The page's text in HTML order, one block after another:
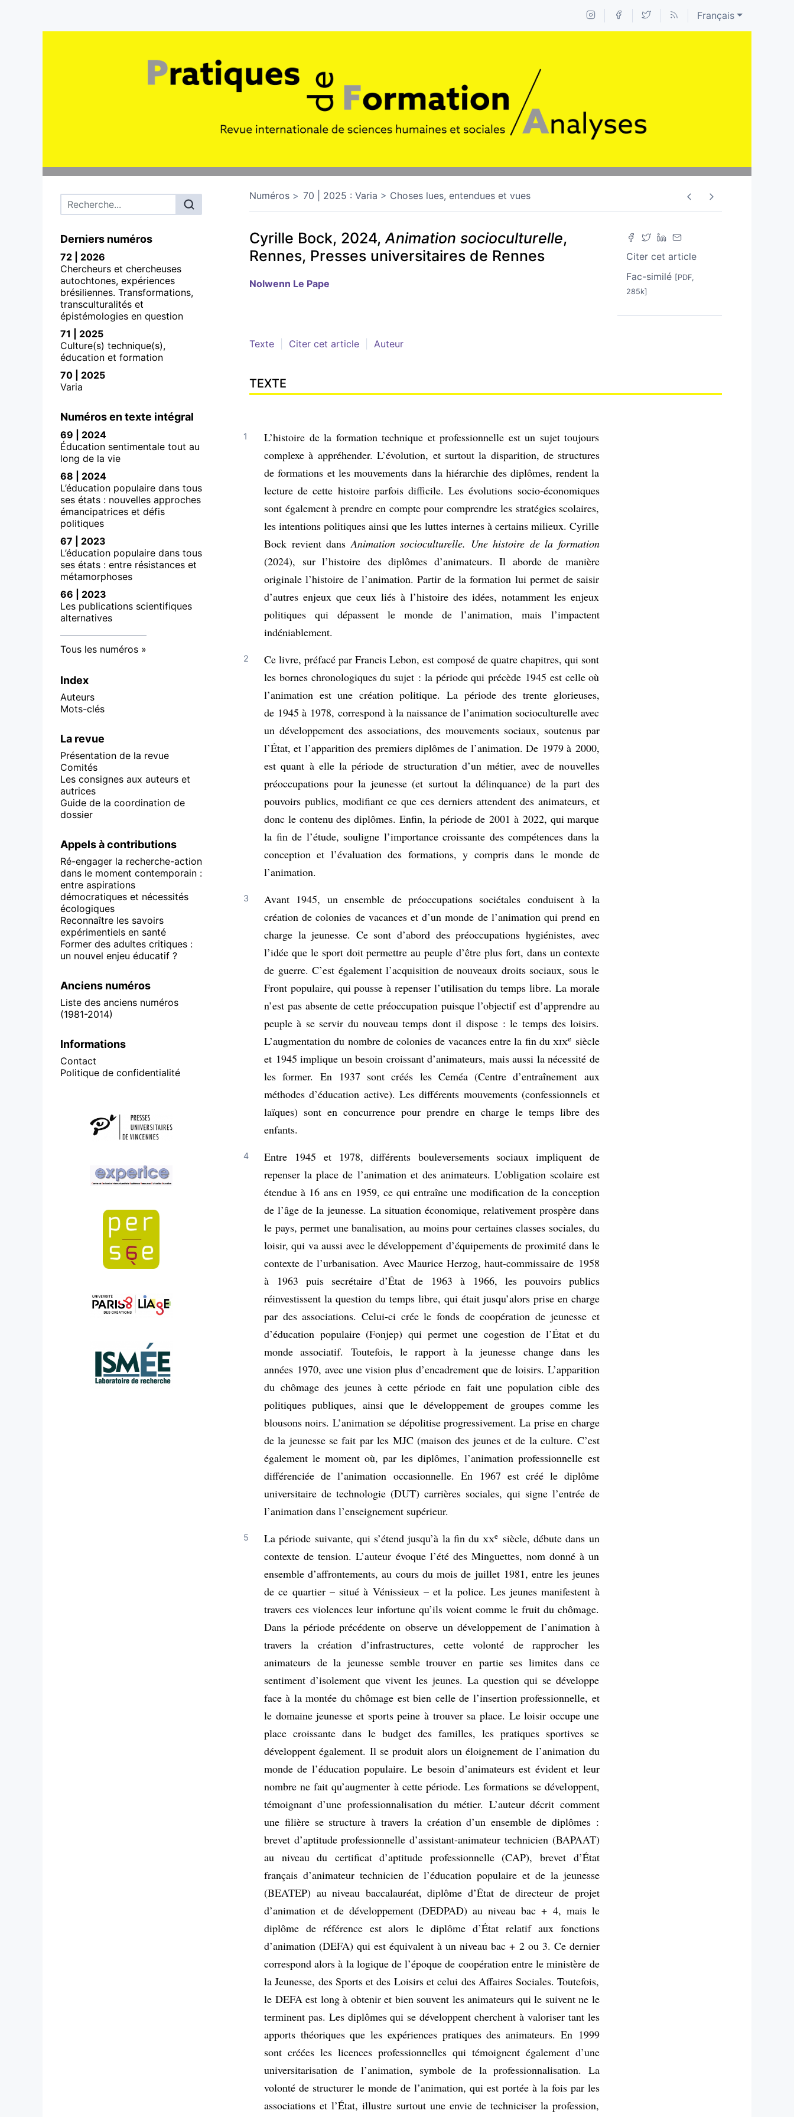
Français
Menu principal
Derniers numéros
72 | 2026
Chercheurs et chercheuses
autochtones, expériences
brésiliennes. Transformations,
transculturalités et
épistémologies en question
71 | 2025
Culture(s) technique(s),
éducation et formation
70 | 2025
Varia
Numéros en texte intégral
69 | 2024
Éducation sentimentale tout au
long de la vie
68 | 2024
L’éducation populaire dans tous
ses états : nouvelles approches
émancipatrices et défis
politiques
67 | 2023
L’éducation populaire dans tous
ses états : entre résistances et
métamorphoses
66 | 2023
Les publications scientifiques
alternatives
Tous les numéros
Index
Auteurs
Mots-clés
La revue
Présentation de la revue
Comités
Les consignes aux auteurs et
autrices
Guide de la coordination de
dossier
Appels à contributions
Ré-engager la recherche-action
dans le moment contemporain :
entre aspirations
démocratiques et nécessités
écologiques
Reconnaître les savoirs
expérimentiels en santé
Former des adultes critiques :
un nouvel enjeu éducatif ?
Anciens numéros
Liste des anciens numéros
(1981-2014)
Informations
Contact
Politique de confidentialité
Affiliations/partenaires
Numéros 70 | 2025 : Varia Choses lues, entendues et vues
Citer cet article
Fac-similé [PDF,
285k]
Cyrille Bock, 2024,Animation socioculturelle,
Rennes, Presses universitaires de Rennes
Nolwenn Le Pape
Texte Citer cet article Auteur
TEXTE
L’histoire de la formation technique et professionnelle est un sujet toujours
complexe à appréhender. L’évolution, et surtout la disparition, de structures
de formations et les mouvements dans la hiérarchie des diplômes, rendent la
lecture de cette histoire parfois difficile. Les évolutions socio-économiques
sont également à prendre en compte pour comprendre les stratégies scolaires,
les intentions politiques ainsi que les luttes internes à certains milieux. Cyrille
Bock revient dansAnimation socioculturelle. Une histoire de la formation
(2024), sur l’histoire des diplômes d’animateurs. Il aborde de manière
originale l’histoire de l’animation. Partir de la formation lui permet de saisir
d’autres enjeux que ceux liés à l’histoire des idées, notamment les enjeux
politiques qui dépassent le monde de l’animation, mais l’impactent
indéniablement.
Ce livre, préfacé par Francis Lebon, est composé de quatre chapitres, qui sont
les bornes chronologiques du sujet : la période qui précède 1945 est celle où
l’animation est une création politique. La période des trente glorieuses,
de 1945 à 1978, correspond à la naissance de l’animation socioculturelle avec
un développement des associations, des mouvements sociaux, soutenus par
l’État, et l’apparition des premiers diplômes de l’animation. De 1979 à 2000,
est quant à elle la période de structuration d’un métier, avec de nouvelles
préoccupations pour la jeunesse (et surtout la délinquance) de la part des
pouvoirs publics, modifiant ce que ces derniers attendent des animateurs, et
donc le contenu des diplômes. Enfin, la période de 2001 à 2022, qui marque
la fin de l’étude, souligne l’importance croissante des compétences dans la
conception et l’évaluation des formations, y compris dans le monde de
l’animation.
Avant 1945, un ensemble de préoccupations sociétales conduisent à la
création de colonies de vacances et d’un monde de l’animation qui prend en
charge la jeunesse. Ce sont d’abord des préoccupations hygiénistes, avec
l’idée que le sport doit permettre au peuple d’être plus fort, dans un contexte
de guerre. C’est également l’acquisition de nouveaux droits sociaux, sous le
Front populaire, qui pousse à repenser l’utilisation du temps libre. La morale
n’est pas absente de cette préoccupation puisque l’objectif est d’apprendre au
peuple à se servir du nouveau temps dont il dispose : le temps des loisirs.
L’augmentation du nombre de colonies de vacances entre la fin duxixe siècle
et 1945 implique un besoin croissant d’animateurs, mais aussi la nécessité de
les former. En 1937 sont créés les Ceméa (Centre d’entraînement aux
méthodes d’éducation active). Les différents mouvements (confessionnels et
laïques) sont en concurrence pour prendre en charge le temps libre des
enfants.
Entre 1945 et 1978, différents bouleversements sociaux impliquent de
repenser la place de l’animation et des animateurs. L’obligation scolaire est
étendue à 16 ans en 1959, ce qui entraîne une modification de la conception
de l’âge de la jeunesse. La situation économique, relativement prospère dans
le pays, permet une banalisation, au moins pour certaines classes sociales, du
loisir, qui va aussi avec le développement d’équipements de proximité dans le
contexte de l’urbanisation. Avec Maurice Herzog, haut-commissaire de 1958
à 1963 puis secrétaire d’État de 1963 à 1966, les pouvoirs publics
réinvestissent la question du temps libre, qui était jusqu’alors prise en charge
par des associations. Celui-ci crée le fonds de coopération de jeunesse et
d’éducation populaire (Fonjep) qui permet une cogestion de l’État et du
monde associatif. Toutefois, le rapport à la jeunesse change dans les
années 1970, avec une vision plus d’encadrement que de loisirs. L’apparition
du chômage des jeunes à cette période en fait une population cible des
politiques publiques, ainsi que le développement de groupes comme les
blousons noirs. L’animation se dépolitise progressivement. La prise en charge
de la jeunesse se fait par les MJC (maison des jeunes et de la culture. C’est
également le moment où, par les diplômes, l’animation professionnelle est
différenciée de l’animation occasionnelle. En 1967 est créé le diplôme
universitaire de technologie (DUT) carrières sociales, qui signe l’entrée de
l’animation dans l’enseignement supérieur.
La période suivante, qui s’étend jusqu’à la fin duxxe siècle, débute dans un
contexte de tension. L’auteur évoque l’été des Minguettes, nom donné à un
ensemble d’affrontements, au cours du mois de juillet 1981, entre les jeunes
de ce quartier – situé à Vénissieux – et la police. Les jeunes manifestent à
travers ces violences leur infortune qu’ils voient comme le fruit du chômage.
Dans la période précédente on observe un développement de l’animation à
travers la création d’infrastructures, cette volonté de rapprocher les
animateurs de la jeunesse semble trouver en partie ses limites dans ce
sentiment d’isolement que vivent les jeunes. La question qui se développe
face à la montée du chômage est bien celle de l’insertion professionnelle, et
le domaine jeunesse et sports peine à trouver sa place. Le loisir occupe une
place croissante dans le budget des familles, les pratiques sportives se
développent également. Il se produit alors un éloignement de l’animation du
monde de l’éducation populaire. Le besoin d’animateurs est évident et leur
nombre ne fait qu’augmenter à cette période. Les formations se développent,
témoignant d’une professionnalisation du métier. L’auteur décrit comment
une filière se structure à travers la création d’un ensemble de diplômes :
brevet d’aptitude professionnelle d’assistant-animateur technicien (BAPAAT)
au niveau du certificat d’aptitude professionnelle (CAP), brevet d’État
français d’animateur technicien de l’éducation populaire et de la jeunesse
(BEATEP) au niveau baccalauréat, diplôme d’État de directeur de projet
d’animation et de développement (DEDPAD) au niveau bac + 4, mais le
diplôme de référence est alors le diplôme d’État relatif aux fonctions
d’animation (DEFA) qui est équivalent à un niveau bac + 2 ou 3. Ce dernier
correspond alors à la logique de l’époque de coopération entre le ministère de
la Jeunesse, des Sports et des Loisirs et celui des Affaires Sociales. Toutefois,
le DEFA est long à obtenir et bien souvent les animateurs qui le suivent ne le
terminent pas. Les diplômes qui se développent cherchent à valoriser tant les
apports théoriques que les expériences pratiques des animateurs. En 1999
sont créées les licences professionnelles qui témoignent également d’une
universitarisation de l’animation, symbole de la professionnalisation. La
volonté de structurer le monde de l’animation, qui est portée à la fois par les
associations et l’État, illustre surtout une envie de techniciser la profession,